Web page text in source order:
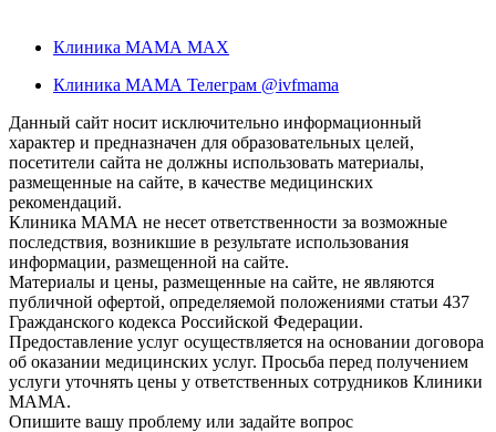
Клиника МАМА MAX
Клиника МАМА Телеграм @ivfmama
Данный сайт носит исключительно информационный
характер и предназначен для образовательных целей,
посетители сайта не должны использовать материалы,
размещенные на сайте, в качестве медицинских
рекомендаций.
Клиника МАМА не несет ответственности за возможные
последствия, возникшие в результате использования
информации, размещенной на сайте.
Материалы и цены, размещенные на сайте, не являются
публичной офертой, определяемой положениями статьи 437
Гражданского кодекса Российской Федерации.
Предоставление услуг осуществляется на основании договора
об оказании медицинских услуг. Просьба перед получением
услуги уточнять цены у ответственных сотрудников Клиники
МАМА.
Опишите вашу проблему или задайте вопрос